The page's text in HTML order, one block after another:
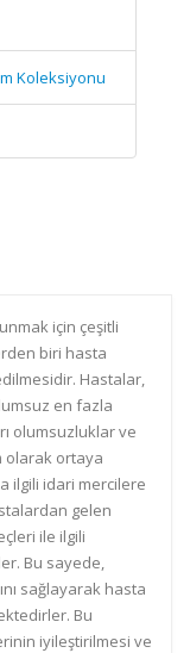
Koleksiyonu
için çeşitli
biri hasta
Hastalar,
en fazla
olumsuzluklar ve
olarak ortaya
ilgili idari mercilere
gelen
ile ilgili
Bu sayede,
sağlayarak hasta
Bu
iyileştirilmesi ve